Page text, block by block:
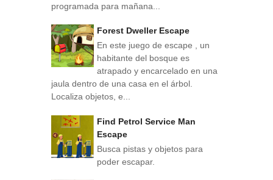
programada para mañana...
Forest Dweller Escape
En este juego de escape , un
habitante del bosque es
atrapado y encarcelado en una
jaula dentro de una casa en el árbol.
Localiza objetos, e...
Find Petrol Service Man
Escape
Busca pistas y objetos para
poder escapar.